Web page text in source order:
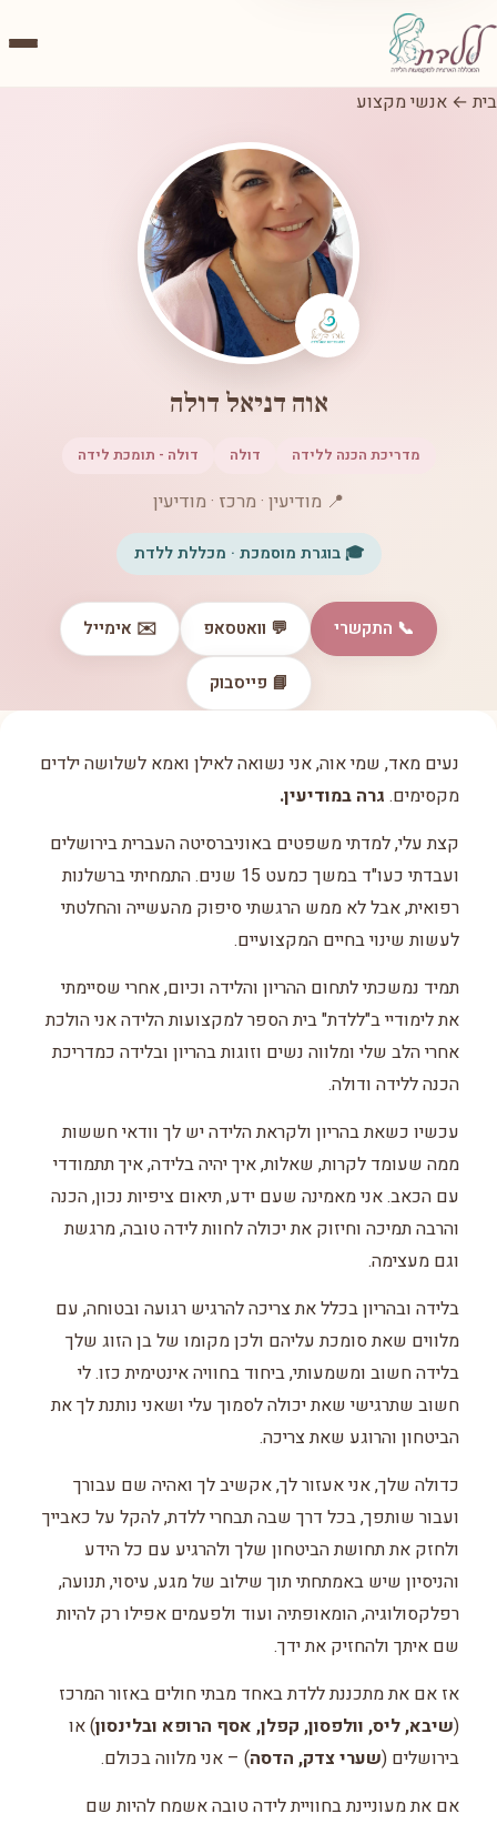
בית ← אנשי מקצוע
אוה דניאל דולה
מדריכת הכנה ללידה דולה דולה - תומכת לידה
📍 מודיעין · מרכז · מודיעין
🎓 בוגרת מוסמכת · מכללת ללדת
📞 התקשרי 💬 וואטסאפ ✉️ אימייל
📘 פייסבוק
נעים מאד, שמי אוה, אני נשואה לאילן ואמא לשלושה ילדים
מקסימים. גרה במודיעין.
קצת עלי, למדתי משפטים באוניברסיטה העברית בירושלים
ועבדתי כעו"ד במשך כמעט 15 שנים. התמחיתי ברשלנות
רפואית, אבל לא ממש הרגשתי סיפוק מהעשייה והחלטתי
לעשות שינוי בחיים המקצועיים.
תמיד נמשכתי לתחום ההריון והלידה וכיום, אחרי שסיימתי
את לימודיי ב"ללדת" בית הספר למקצועות הלידה אני הולכת
אחרי הלב שלי ומלווה נשים וזוגות בהריון ובלידה כמדריכת
הכנה ללידה ודולה.
עכשיו כשאת בהריון ולקראת הלידה יש לך וודאי חששות
ממה שעומד לקרות, שאלות, איך יהיה בלידה, איך תתמודדי
עם הכאב. אני מאמינה שעם ידע, תיאום ציפיות נכון, הכנה
והרבה תמיכה וחיזוק את יכולה לחוות לידה טובה, מרגשת
וגם מעצימה.
בלידה ובהריון בכלל את צריכה להרגיש רגועה ובטוחה, עם
מלווים שאת סומכת עליהם ולכן מקומו של בן הזוג שלך
בלידה חשוב ומשמעותי, ביחוד בחוויה אינטימית כזו. לי
חשוב שתרגישי שאת יכולה לסמוך עלי ושאני נותנת לך את
הביטחון והרוגע שאת צריכה.
כדולה שלך, אני אעזור לך, אקשיב לך ואהיה שם עבורך
ועבור שותפך, בכל דרך שבה תבחרי ללדת, להקל על כאבייך
ולחזק את תחושת הביטחון שלך ולהרגיע עם כל הידע
והניסיון שיש באמתחתי תוך שילוב של מגע, עיסוי, תנועה,
רפלקסולוגיה, הומאופתיה ועוד ולפעמים אפילו רק להיות
שם איתך ולהחזיק את ידך.
אז אם את מתכננת ללדת באחד מבתי חולים באזור המרכז
(שיבא, ליס, וולפסון, קפלן, אסף הרופא ובלינסון) או
בירושלים (שערי צדק, הדסה) – אני מלווה בכולם.
אם את מעוניינת בחוויית לידה טובה אשמח להיות שם